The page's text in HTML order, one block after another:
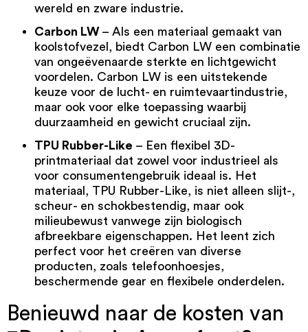
wereld en zware industrie.
Carbon LW– Als een materiaal gemaakt van
koolstofvezel, biedt Carbon LW een combinatie
van ongeëvenaarde sterkte en lichtgewicht
voordelen. Carbon LW is een uitstekende
keuze voor de lucht- en ruimtevaartindustrie,
maar ook voor elke toepassing waarbij
duurzaamheid en gewicht cruciaal zijn.
TPU Rubber-Like – Een flexibel 3D-
printmateriaal dat zowel voor industrieel als
voor consumentengebruik ideaal is. Het
materiaal, TPU Rubber-Like, is niet alleen slijt-,
scheur- en schokbestendig, maar ook
milieubewust vanwege zijn biologisch
afbreekbare eigenschappen. Het leent zich
perfect voor het creëren van diverse
producten, zoals telefoonhoesjes,
beschermende gear en flexibele onderdelen.
Benieuwd naar de kosten van